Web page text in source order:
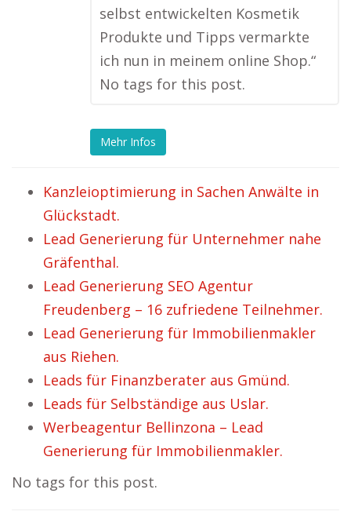
selbst entwickelten Kosmetik
Produkte und Tipps vermarkte
ich nun in meinem online Shop.“
No tags for this post.
Mehr Infos
Kanzleioptimierung in Sachen Anwälte in
Glückstadt.
Lead Generierung für Unternehmer nahe
Gräfenthal.
Lead Generierung SEO Agentur
Freudenberg – 16 zufriedene Teilnehmer.
Lead Generierung für Immobilienmakler
aus Riehen.
Leads für Finanzberater aus Gmünd.
Leads für Selbständige aus Uslar.
Werbeagentur Bellinzona – Lead
Generierung für Immobilienmakler.
No tags for this post.